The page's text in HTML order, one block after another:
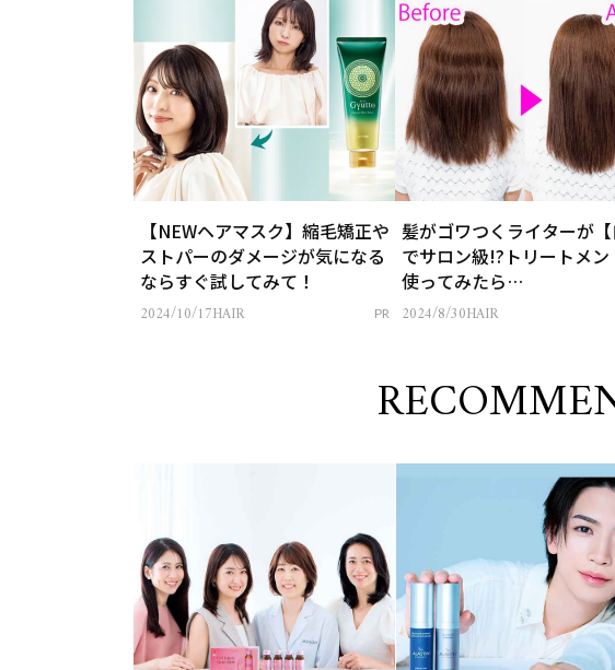
【NEWヘアマスク】縮毛矯正や
ストパーのダメージが気になる
ならすぐ試してみて！
2024/10/17HAIR PR
髪がゴワつくライターが
でサロン級!?トリートメン
使ってみたら…
2024/8/30HAIR